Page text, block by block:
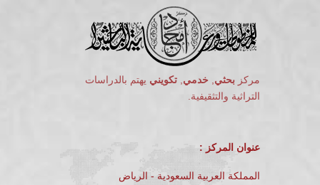
مركز بحثي خدمي تكويني يهتم بالدراسات
التراثية والتثقيفية.
عنوان المركز :
المملكة العربية السعودية - الرياض